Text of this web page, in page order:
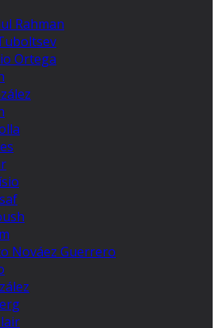
Rahman
Ortega
Nováez Guerrero